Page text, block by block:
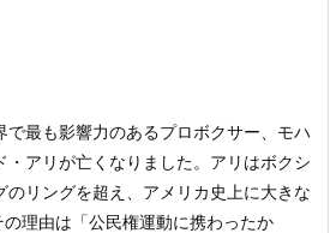
で最も影響力のあるプロボクサー、モハ
・アリが亡くなりました。 アリはボクシ
のリングを超え、アメリカ史上に大きな
理由は「公民権運動に携わったか